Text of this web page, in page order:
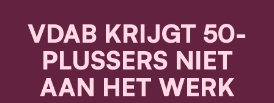
VDAB KRIJGT 50-
PLUSSERS NIET
AAN HET WERK